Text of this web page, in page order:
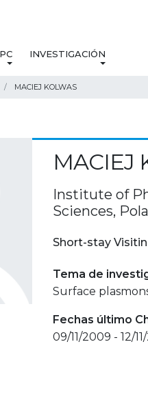
INVESTIGACIÓN
MACIEJ KOLWAS
MACIEJ
Institute of
Sciences,
Short-stay
Tema de
Surface
Fechas último
09/11/2009 - 12/